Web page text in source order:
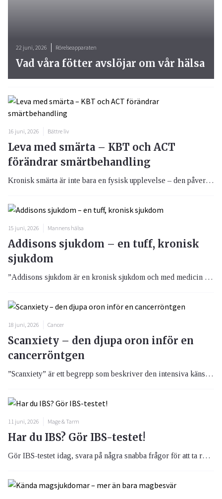
22 juni, 2026 Rörelseapparaten
Vad våra fötter avslöjar om vår hälsa
16 juni, 2026 Bättre liv
Leva med smärta – KBT och ACT
förändrar smärtbehandling
Kronisk smärta är inte bara en fysisk upplevelse – den påverkar tankar, känslor och hela livets riktning. Traditionell behandling har ofta fokuserat på att minska smärtan, men modern forskning inom KBT och Acceptance and Commitment Therapy (ACT) visar att ett annat förhållningssätt kan vara mer effektivt: att förändra relationen till smärtan snarare än att försöka eliminera den.
15 juni, 2026 Mannens hälsa
Addisons sjukdom – en tuff, kronisk
sjukdom
”Addisons sjukdom är en kronisk sjukdom och med medicin kan du oftast leva som du gjorde innan du blev sjuk.” Tyvärr är detta en sanning med modifikation, berättar Eva Rafner, ordförande i Svenska Addisonföreningen. Min erfarenhet av att leva med Addison, sedan 32 år tillbaka, är att jag ständigt måste planera min dag, varje dag för att må bra.
18 juni, 2026 Cancer
Scanxiety – den djupa oron inför en
cancerröntgen
”Scanxiety” är ett begrepp som beskriver den intensiva känslomässiga och fysiologiska reaktion som drabbar före, under eller efter röntgen-undersökningar, speciellt vid cancersjukdom. Detta har undersökts i en studie från Njurcancerföreningen och Karolinska Institutet och resultatet visar att denna djupa oro påverkar patienternas livskvalitet upp till månader efter undersökningarna.
11 juni, 2026 Mage & Tarm
Har du IBS? Gör IBS-testet!
Gör IBS-testet idag, svara på några snabba frågor för att ta reda på om du lider av irritabel tarm, även kallat IBS. Problem med magen är vanligt och även om man vet att IBS drabbar 10-15 procent upplever långt flera återkommande besvär med magen utan att få en diagnos. Gör vårt test för att se om du lider av IBS och vad du kan göra åt det.